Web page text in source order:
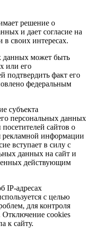
решение о
и дает согласие на
в своих интересах.
данных может быть
или его
подтвердить факт его
федеральным
субъекта
персональных данных
сайтов о
рекламной информации
вступает в силу с
данных на сайт и
действующим
IP-адресах
с целью
для контроля
Отключение cookies
к сайту.